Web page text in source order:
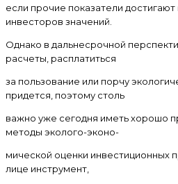
если прочие показатели
инвесторов значений.
Однако в дальнесрочной
расчеты, расплатиться
за пользование или порчу
придется, поэтому столь
важно уже сегодня иметь хорошо
методы эколого-эконо-
мической оценки инвестиционных
лице инструмент,